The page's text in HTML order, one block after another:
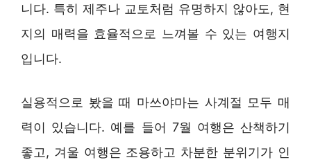
니다. 특히 제주나 교토처럼 유명하지 않아도, 현
지의 매력을 효율적으로 느껴볼 수 있는 여행지
입니다.
실용적으로 봤을 때 마쓰야마는 사계절 모두 매
력이 있습니다. 예를 들어 7월 여행은 산책하기
좋고, 겨울 여행은 조용하고 차분한 분위기가 인